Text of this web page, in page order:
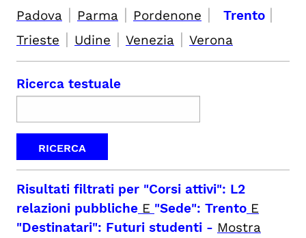
Padova | Parma | Pordenone | Trento |
Trieste | Udine | Venezia | Verona
Ricerca testuale
Risultati filtrati per "Corsi attivi": L2
relazioni pubbliche E "Sede": Trento E
"Destinatari": Futuri studenti - Mostra